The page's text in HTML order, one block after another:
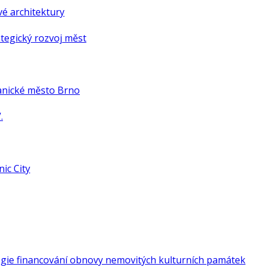
architektury
rozvoj měst
město Brno
City
financování obnovy nemovitých kulturních památek